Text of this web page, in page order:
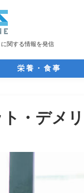
関する情報を発信
栄養・食事
・デメリ